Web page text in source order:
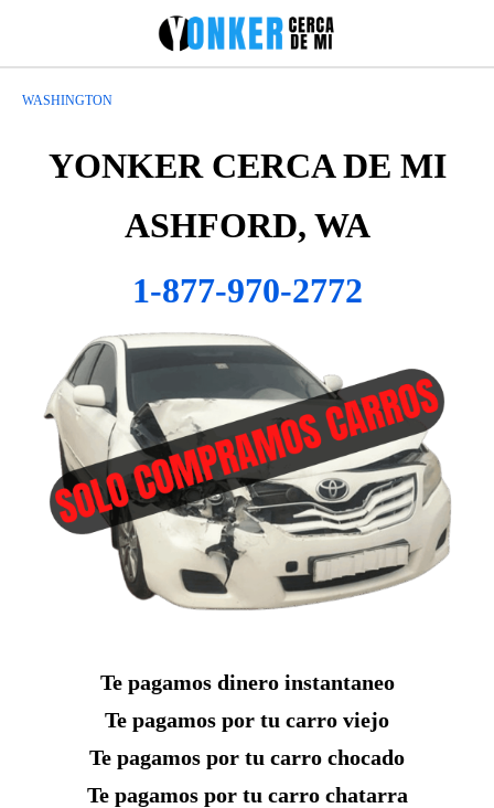
WASHINGTON
YONKER CERCA DE MI
ASHFORD, WA
1-877-970-2772
Te pagamos dinero instantaneo
Te pagamos por tu carro viejo
Te pagamos por tu carro chocado
Te pagamos por tu carro chatarra